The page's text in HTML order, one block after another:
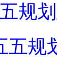
规
五规